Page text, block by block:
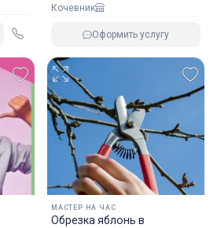
Кочевник
Оформить услугу
МАСТЕР НА ЧАС
Обрезка яблонь в